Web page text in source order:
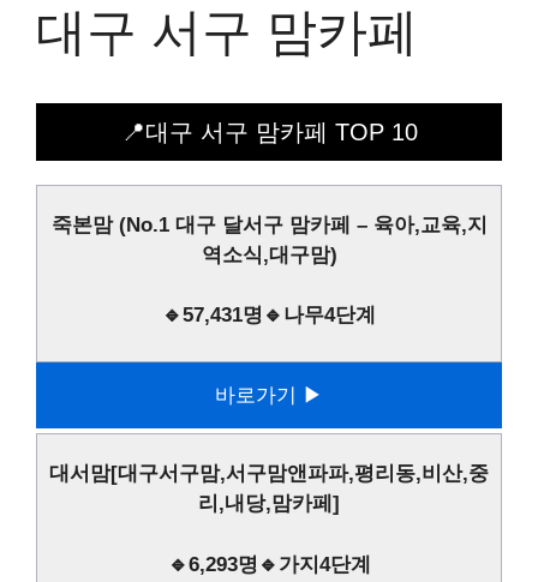
대구 서구 맘카페
📍대구 서구 맘카페 TOP 10
죽본맘 (No.1 대구 달서구 맘카페 – 육아,교육,지
역소식,대구맘)
🔹57,431명🔹나무4단계
바로가기 ▶
대서맘[대구서구맘,서구맘앤파파,평리동,비산,중
리,내당,맘카페]
🔹6,293명🔹가지4단계